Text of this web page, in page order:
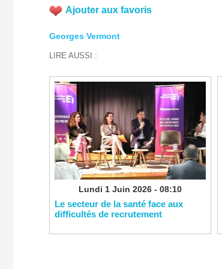
Ajouter aux favoris
Georges Vermont
LIRE AUSSI :
Lundi 1 Juin 2026 - 08:10
Le secteur de la santé face aux
difficultés de recrutement